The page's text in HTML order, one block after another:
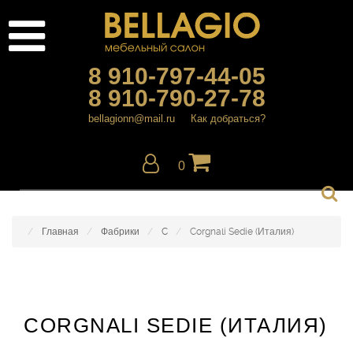
8 910-797-44-05
8 910-790-27-78
bellagionn@mail.ru Как добраться?
0
Главная Фабрики C Corgnali Sedie (Италия)
CORGNALI SEDIE (ИТАЛИЯ)